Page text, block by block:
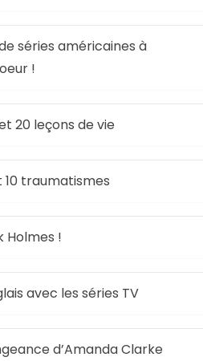
séries américaines à
!
20 leçons de vie
10 traumatismes
Holmes !
avec les séries TV
d’Amanda Clarke